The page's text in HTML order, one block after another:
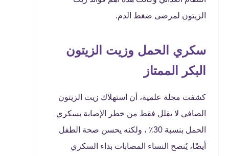
الزيتون لمرضى ضغط الدم.
سكري الحمل وزيت الزيتون
البكر الممتاز
كشفت مجلة علمية، أن استهلاك زيت الزيتون
الصافي لا يقلل فقط من خطر الإصابة بسكري
الحمل بنسبة 30٪ ، ولكنه يحسن صحة الطفل
أيضًا، يُنصح النساء المصابات بداء السكري